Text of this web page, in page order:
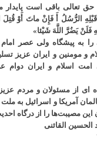
تعالی باقی است پایدار
الرُّسُلُ أَ فَإِنْ ماتَ أَوْ قُتِلَ
يَضُرَّ اللَّهَ شَيْئا»
به پیشگاه ولی عصر
و مومنین و ایران عزیز
امت اسلام و ایران دوام
ای از مسئولان و مردم
آمریکا و اسرائیل به
مصیبت‌ها را از درگاه
القائنی